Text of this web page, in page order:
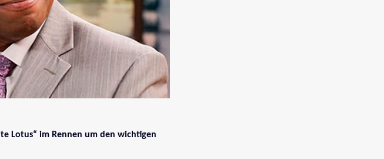
Lotus“ im Rennen um den wichtigen